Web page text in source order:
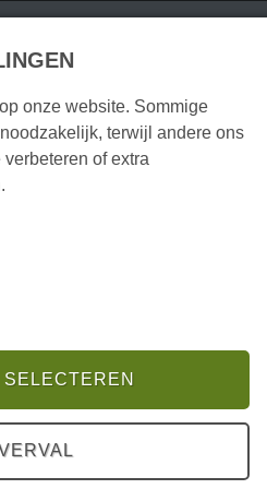
Hotels & Pensions
onze website. Sommige
terwijl andere ons
of extra